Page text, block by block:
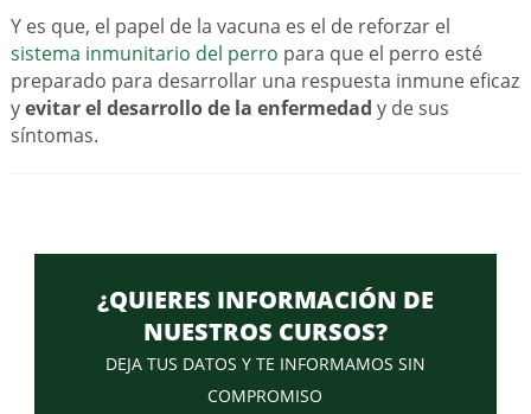
Y es que, el papel de la vacuna es el de reforzar el
sistema inmunitario del perro para que el perro esté
preparado para desarrollar una respuesta inmune eficaz
yevitar el desarrollo de la enfermedad y de sus
síntomas.
¿QUIERES INFORMACIÓN DE
NUESTROS CURSOS?
DEJA TUS DATOS Y TE INFORMAMOS SIN
COMPROMISO